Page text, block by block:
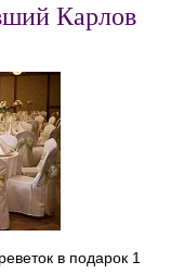
Карлов
в подарок 1